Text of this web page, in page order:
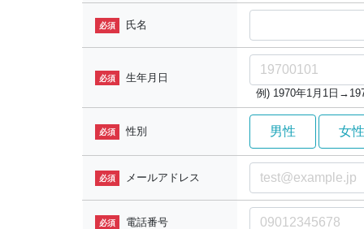
必須 氏名
必須
生年月日
例) 1970年1月1日
必須 性別 男性 女性
必須 メールアドレス
必須 電話番号